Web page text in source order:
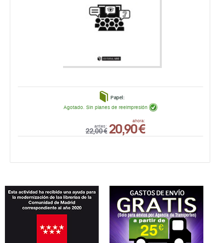
Papel:
antes:
22,00 €
ahora:
20,90 €
Agotado. Sin planes de reeimpresión